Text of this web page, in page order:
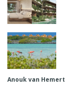
Anouk van Hemert